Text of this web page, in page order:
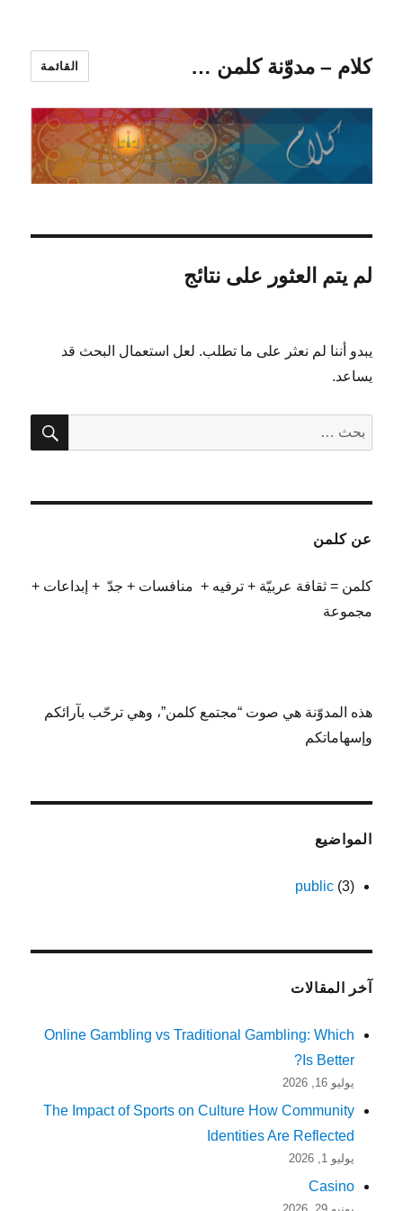
كلام – مدوّنة كلمن … القائمة
لم يتم العثور على نتائج
يبدو أننا لم نعثر على ما تطلب. لعل استعمال البحث قد
يساعد.
عن:
بحث
عن كلمن
كلمن = ثقافة عربيّة + ترفيه + منافسات + جدّ + إبداعات +
مجموعة
هذه المدوّنة هي صوت “مجتمع كلمن”، وهي ترحّب بآرائكم
وإسهاماتكم
المواضيع
public(3)
آخر المقالات
Online Gambling vs Traditional Gambling: Which
Is Better?
يوليو 16, 2026
The Impact of Sports on Culture How Community
Identities Are Reflected
يوليو 1, 2026
Casino